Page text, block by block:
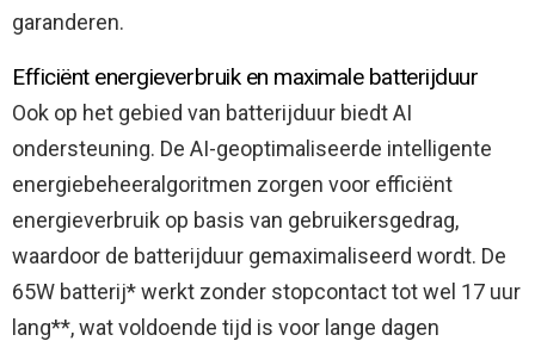
garanderen.
Efficiënt energieverbruik en maximale batterijduur
Ook op het gebied van batterijduur biedt AI
ondersteuning. De AI-geoptimaliseerde intelligente
energiebeheeralgoritmen zorgen voor efficiënt
energieverbruik op basis van gebruikersgedrag,
waardoor de batterijduur gemaximaliseerd wordt. De
65W batterij* werkt zonder stopcontact tot wel 17 uur
lang**, wat voldoende tijd is voor lange dagen